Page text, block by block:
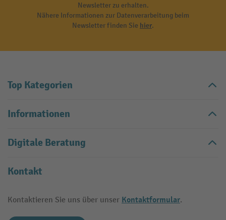
Newsletter zu erhalten.
Nähere Informationen zur Datenverarbeitung beim
Newsletter finden Sie hier.
Top Kategorien
Informationen
Digitale Beratung
Kontakt
Kontaktieren Sie uns über unser Kontaktformular.